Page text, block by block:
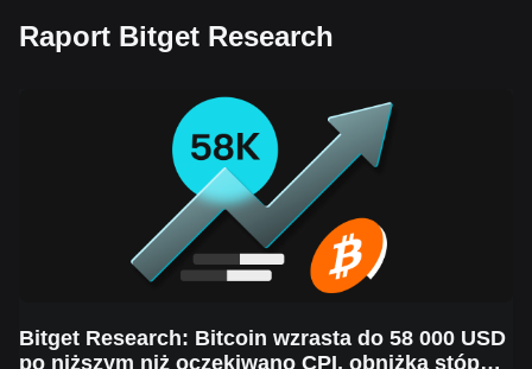
Raport Bitget Research
Bitget Research: Bitcoin wzrasta do 58 000 USD
po niższym niż oczekiwano CPI, obniżka stóp